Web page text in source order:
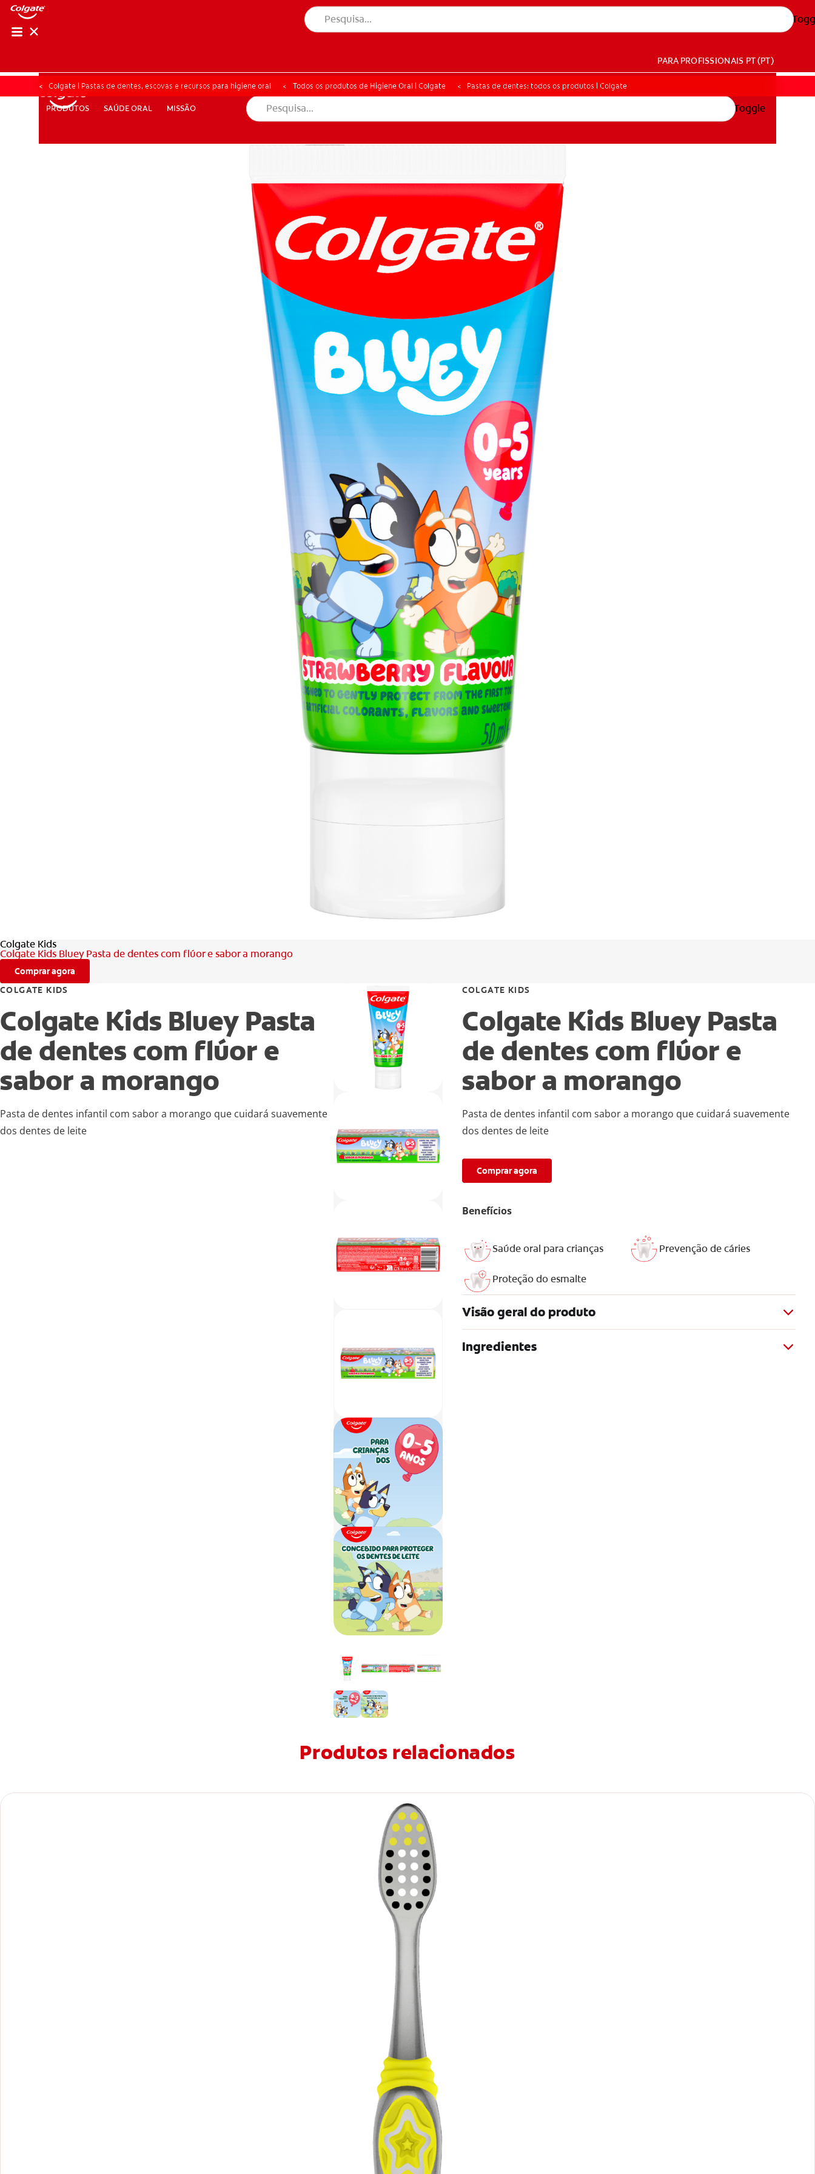
PRODUTOS SAÚDE ORAL MISSÃO
PARA PROFISSIONAIS PT (PT)
PRODUTOS SAÚDE ORAL MISSÃO
AVALIAÇÃO DE SAÚDE ORAL CORRESPONDÊNCIA DE PRODUTOS
Toggle
Colgate | Pastas de dentes, escovas e recursos para higiene oral Todos os produtos de Higiene Oral | Colgate Pastas de dentes: todos os produtos | Colgate
Colgate Kids
Colgate Kids Bluey Pasta de dentes com flúor e sabor a morango
Comprar agora
COLGATE KIDS
Colgate Kids Bluey Pasta
de dentes com flúor e
sabor a morango
Pasta de dentes infantil com sabor a morango que cuidará suavemente
dos dentes de leite
COLGATE KIDS
Colgate Kids Bluey Pasta
de dentes com flúor e
sabor a morango
Pasta de dentes infantil com sabor a morango que cuidará suavemente
dos dentes de leite
Comprar agora
Benefícios
Saúde oral para crianças Prevenção de cáries
Proteção do esmalte
Visão geral do produto
Ingredientes
Produtos relacionados